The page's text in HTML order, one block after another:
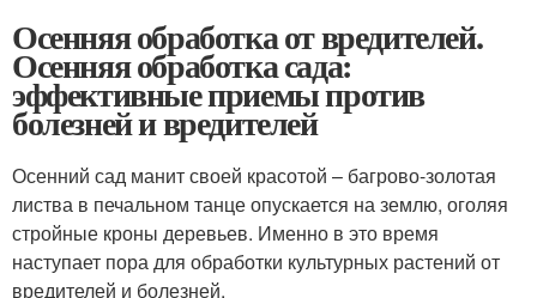
Осенняя обработка от вредителей.
Осенняя обработка сада:
эффективные приемы против
болезней и вредителей
Осенний сад манит своей красотой – багрово-золотая
листва в печальном танце опускается на землю, оголяя
стройные кроны деревьев. Именно в это время
наступает пора для обработки культурных растений от
вредителей и болезней.